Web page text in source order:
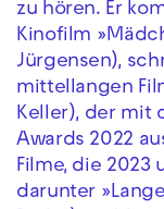
zu hören. Er
Kinofilm
Jürgensen),
mittellangen
Keller), der mit
Awards 2022
Filme, die 2023
darunter